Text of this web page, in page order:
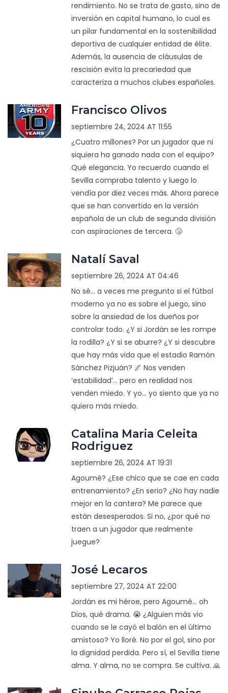
rendimiento. No se trata de gasto, sino de
inversión en capital humano, lo cual es
un pilar fundamental en la sostenibilidad
deportiva de cualquier entidad de élite.
Además, la ausencia de cláusulas de
rescisión evita la precariedad que
caracteriza a muchos clubes españoles.
Francisco Olivos
septiembre 24, 2024 AT 11:55
¿Cuatro millones? Por un jugador que ni
siquiera ha ganado nada con el equipo?
Qué elegancia. Yo recuerdo cuando el
Sevilla compraba talento y luego lo
vendía por diez veces más. Ahora parece
que se han convertido en la versión
española de un club de segunda división
con aspiraciones de tercera. 🤧
Natalí Saval
septiembre 26, 2024 AT 04:46
No sé... a veces me pregunto si el fútbol
moderno ya no es sobre el juego, sino
sobre la ansiedad de los dueños por
controlar todo. ¿Y si Jordán se les rompe
la rodilla? ¿Y si se aburre? ¿Y si descubre
que hay más vida que el estadio Ramón
Sánchez Pizjuán? 🌌 Nos venden
‘estabilidad’... pero en realidad nos
venden miedo. Y yo... yo siento que ya no
quiero más miedo.
Catalina Maria Celeita
Rodriguez
septiembre 26, 2024 AT 19:31
Agoumé? ¿Ese chico que se cae en cada
entrenamiento? ¿En serio? ¿No hay nadie
mejor en la cantera? Me parece que
están desesperados. Si no, ¿por qué no
traen a un jugador que realmente
juegue?
José Lecaros
septiembre 27, 2024 AT 22:00
Jordán es mi héroe, pero Agoumé... oh
Dios, qué drama. 😭 ¿Alguien más vio
cuando se le cayó el balón en el último
amistoso? Yo lloré. No por el gol, sino por
la dignidad perdida. Pero sí, el Sevilla tiene
alma. Y alma, no se compra. Se cultiva. 🙏